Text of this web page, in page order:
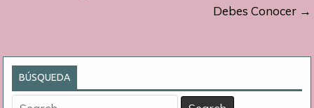
Debes Conocer →
BÚSQUEDA
Search